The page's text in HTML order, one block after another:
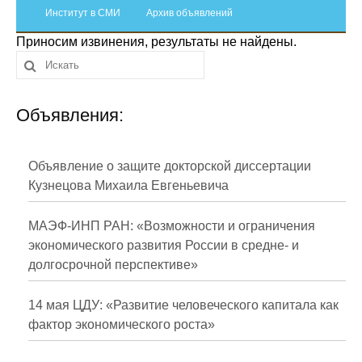
Отчетность
Противодействие коррупции
Материалы для СМИ
Публикации
Научная жизнь
Проблемы прогнозирования
О журнале
Номера журналов
Институт в СМИ Архив объявлений
Приносим извинения, результаты не найдены.
Объявления:
Объявление о защите докторской диссертации
Кузнецова Михаила Евгеньевича
МАЭФ-ИНП РАН: «Возможности и ограничения
экономического развития России в средне- и
долгосрочной перспективе»
14 мая ЦДУ: «Развитие человеческого капитала как
фактор экономического роста»